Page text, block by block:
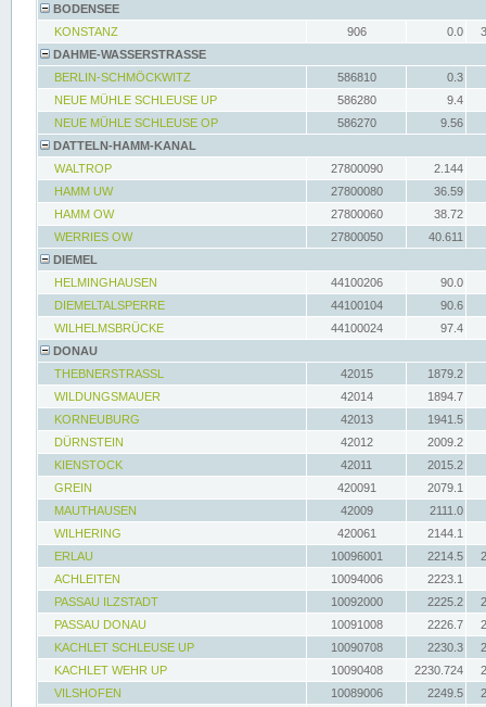
BODENSEE
KONSTANZ
906 0.0
DAHME-WASSERSTRASSE
BERLIN-SCHMÖCKWITZ
586810
0.3
NEUE MÜHLE SCHLEUSE UP
586280
9.4
NEUE MÜHLE SCHLEUSE OP
586270
9.56
DATTELN-HAMM-KANAL
WALTROP
27800090
2.144
HAMM UW
27800080
36.59
HAMM OW
27800060
38.72
WERRIES OW
27800050
40.611
DIEMEL
HELMINGHAUSEN
44100206
90.0
DIEMELTALSPERRE
44100104
90.6
WILHELMSBRÜCKE
44100024
97.4
DONAU
THEBNERSTRASSL
42015
1879.2
WILDUNGSMAUER
42014
1894.7
KORNEUBURG
42013
1941.5
DÜRNSTEIN
42012
2009.2
KIENSTOCK
42011
2015.2
GREIN
420091
2079.1
MAUTHAUSEN
42009
2111.0
WILHERING
420061
2144.1
ERLAU
10096001 2214.5
ACHLEITEN
10094006
2223.1
PASSAU ILZSTADT
10092000 2225.2
PASSAU DONAU
10091008 2226.7
KACHLET SCHLEUSE UP
10090708 2230.3
KACHLET WEHR UP
10090408 2230.724
VILSHOFEN
10089006 2249.5